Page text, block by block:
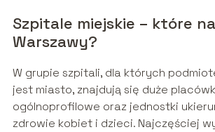
Szpitale miejskie – które
Warszawy?
W grupie szpitali, dla których
jest miasto, znajdują się duże
ogólnoprofilowe oraz jednostki
zdrowie kobiet i dzieci. Najczęściej